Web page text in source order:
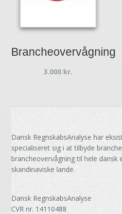
Brancheovervågning
3.000 kr.
Dansk RegnskabsAnalyse har
specialiseret sig i at tilbyde
brancheovervågning til hele dansk
skandinaviske lande.
Dansk RegnskabsAnalyse
CVR nr. 14110488